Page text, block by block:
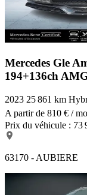
Mercedes Gle
194+136ch
2023 25 861 km
A partir de 810 € /
Prix du véhicule : 73
63170 - AUBIERE